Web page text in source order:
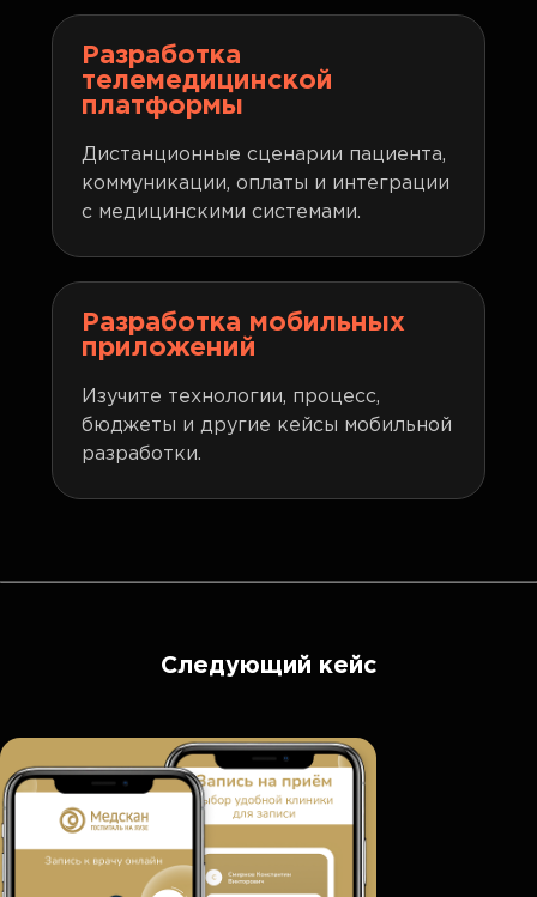
Разработка
телемедицинской
платформы
Дистанционные сценарии пациента,
коммуникации, оплаты и интеграции
с медицинскими системами.
Разработка мобильных
приложений
Изучите технологии, процесс,
бюджеты и другие кейсы мобильной
разработки.
Следующий кейс